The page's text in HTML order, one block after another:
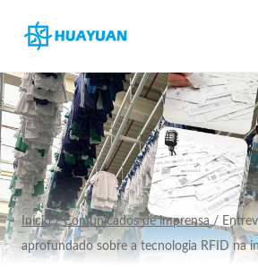
para
conteúdo
Início / Comunicados de imprensa /
aprofundado sobre a tecnologia RFID na